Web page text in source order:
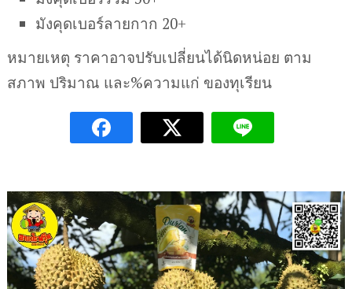
มังคุดเบอร์ลายกาก 20+
หมายเหตุ ราคาอาจปรับเปลี่ยนได้นิดหน่อย ตาม
สภาพ ปริมาณ และ%ความแก่ ของทุเรียน